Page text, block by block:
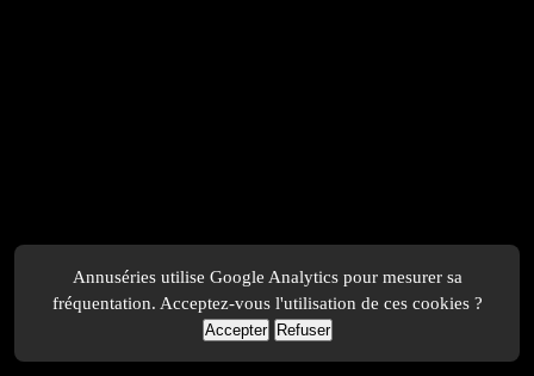
Annuséries utilise Google Analytics pour mesurer sa
fréquentation. Acceptez-vous l'utilisation de ces cookies ?
Accepter Refuser